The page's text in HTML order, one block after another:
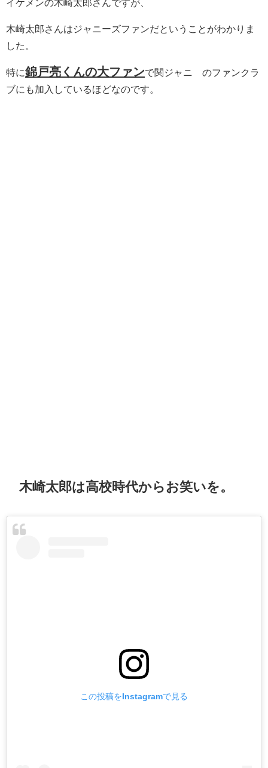
イケメンの木崎太郎さんですが、
木崎太郎さんはジャニーズファンだということがわかりま
した。
特に錦戸亮くんの大ファンで関ジャニ∞のファンクラ
ブにも加入しているほどなのです。
木崎太郎は高校時代からお笑いを。
この投稿をInstagramで見る